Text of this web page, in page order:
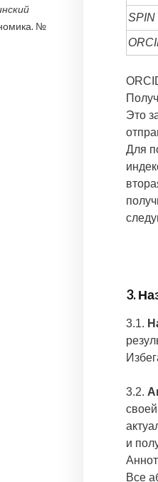
SPIN
Это
Для
3.
3.1.
3.2.
и
Все
№